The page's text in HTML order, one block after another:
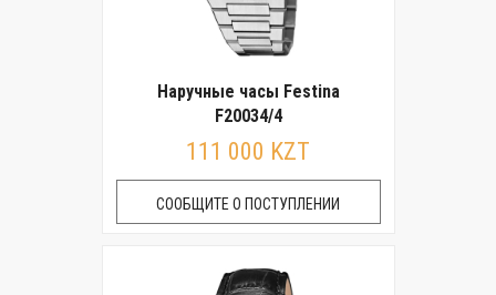
Наручные часы Festina
F20034/4
111 000 KZT
СООБЩИТЕ О ПОСТУПЛЕНИИ